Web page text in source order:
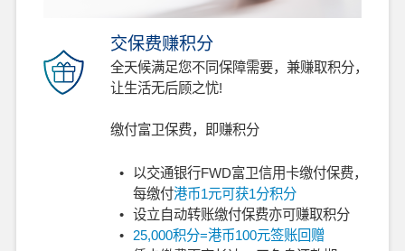
交保费赚积分
全天候满足您不同保障需要，兼赚取积分，
让生活无后顾之忧!
缴付富卫保费，即赚积分
•
以交通银行FWD富卫信用卡缴付保费，
每缴付港币1元可获1分积分
•
设立自动转账缴付保费亦可赚取积分
•
25,000积分=港币100元签账回赠